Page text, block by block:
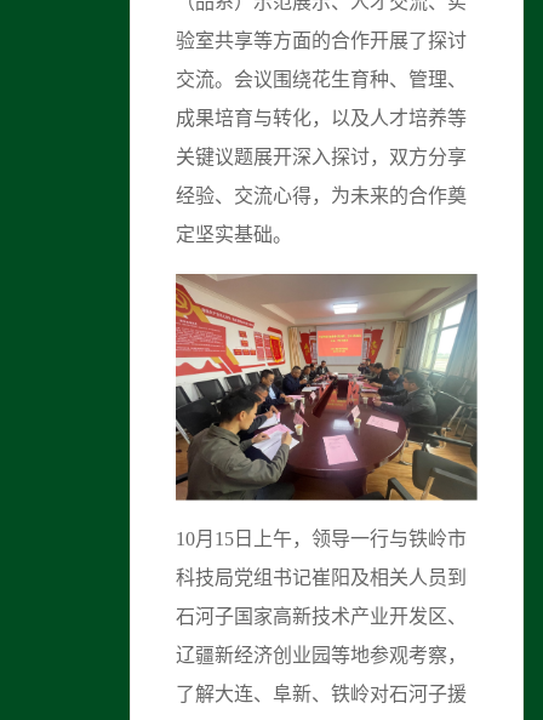
验室共享等方面的合作开展了探讨
交流。会议围绕花生育种、管理、
成果培育与转化，以及人才培养等
关键议题展开深入探讨，双方分享
经验、交流心得，为未来的合作奠
定坚实基础。
10月15日上午，领导一行与铁岭市
科技局党组书记崔阳及相关人员到
石河子国家高新技术产业开发区、
辽疆新经济创业园等地参观考察，
了解大连、阜新、铁岭对石河子援